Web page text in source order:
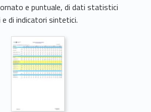
e puntuale, di dati statistici
di indicatori sintetici.